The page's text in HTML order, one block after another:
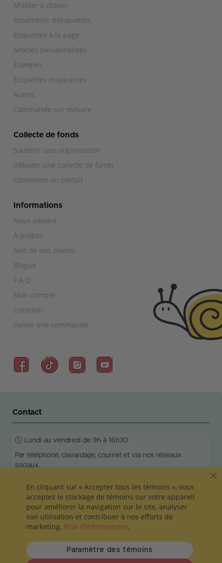
Contact
Lundi au vendredi de 9h à 16h30
Par téléphone, clavardage, courriel et via nos réseaux
sociaux.
info@colleamoi.com 581-200-5888
M’aider à choisir
Ensembles d’étiquettes
Étiquettes à la page
Articles personnalisés
Étampes
Étiquettes inspirantes
Autres
Commande sur mesure
Collecte de fonds
Soutenir une organisation
Débuter une collecte de fonds
Connexion au portail
Informations
Nous joindre
À propos
Avis de nos clients
Blogue
F.A.Q
Mon compte
Livraison
Suivre une commande
Vie privée et sécurité Termes et conditions
En cliquant sur « Accepter tous les témoins », vous
acceptez le stockage de témoins sur votre appareil
pour améliorer la navigation sur le site, analyser
son utilisation et contribuer à nos efforts de
marketing. Plus d’informations.
Paramètre des témoins